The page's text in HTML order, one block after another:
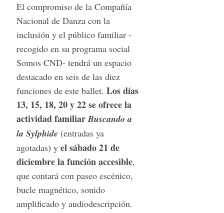
El compromiso de la Compañía
Nacional de Danza con la
inclusión y el público familiar -
recogido en su programa social
Somos CND- tendrá un espacio
destacado en seis de las diez
funciones de este ballet. Los días
13, 15, 18, 20 y 22 se ofrece la
actividad familiarBuscando a
la Sylphide (entradas ya
agotadas) yel sábado 21 de
diciembre la función accesible,
que contará con paseo escénico,
bucle magnético, sonido
amplificado y audiodescripción.
e
a
r
h
f
o
r
: